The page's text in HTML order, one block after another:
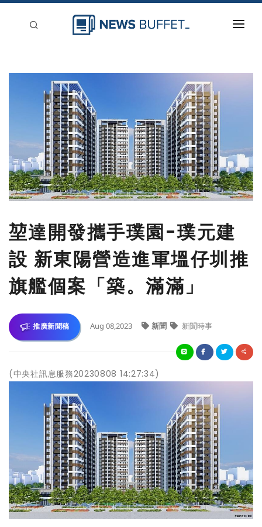
新聞稿分類
登入
刊登
堃達開發攜手璞園-璞元建
設 新東陽營造進軍塭仔圳推
旗艦個案「築。滿滿」
推廣新聞稿 Aug 08,2023 新聞 新聞時事
(中央社訊息服務20230808 14:27:34)